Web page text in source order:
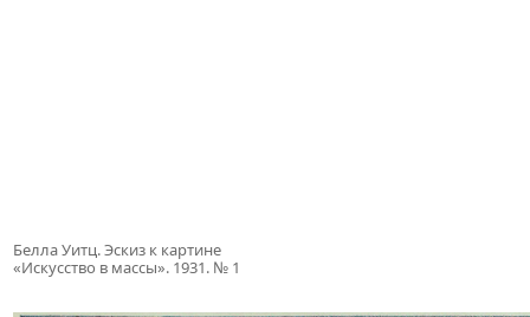
Белла Уитц. Эскиз к картине
«Искусство в массы». 1931. № 1